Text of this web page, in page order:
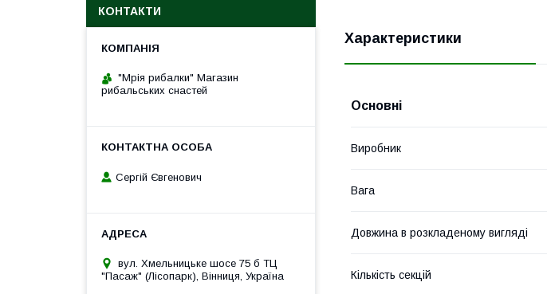
Характеристики
Основні
Виробник
Вага
Довжина в розкладеному вигляді
Кількість секцій
КОНТАКТИ
"Мрія рибалки" Магазин
рибальських снастей
Сергій Євгенович
вул. Хмельницьке шосе 75 б ТЦ
"Пасаж" (Лісопарк), Вінниця, Україна